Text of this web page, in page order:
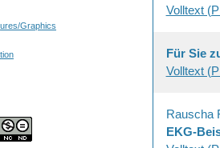
Graphics
Volltext
Für Sie
Volltext
Rauscha
EKG-